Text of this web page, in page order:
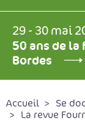
29 - 30 mai
50 ans de
Bordes
Accueil
Se
La revue